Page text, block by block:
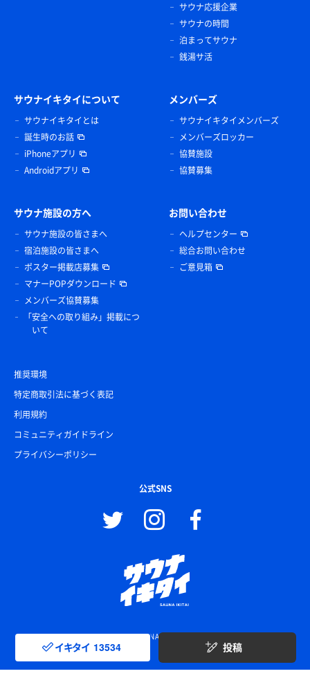
イキタイ 13534 投稿
サウナ応援企業
サウナの時間
泊まってサウナ
銭湯サ活
サウナイキタイについて
サウナイキタイとは
誕生時のお話
iPhoneアプリ
Androidアプリ
メンバーズ
サウナイキタイメンバーズ
メンバーズロッカー
協賛施設
協賛募集
サウナ施設の方へ
サウナ施設の皆さまへ
宿泊施設の皆さまへ
ポスター掲載店募集
マナーPOPダウンロード
メンバーズ協賛募集
「安全への取り組み」掲載につ
いて
お問い合わせ
ヘルプセンター
総合お問い合わせ
ご意見箱
推奨環境
特定商取引法に基づく表記
利用規約
コミュニティガイドライン
プライバシーポリシー
公式SNS
© SAUNA IKITAI